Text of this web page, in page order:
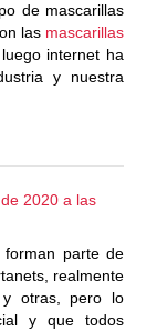
de mascarillas
las mascarillas
luego internet ha
y nuestra
2020 a las
forman parte de
realmente
y otras, pero lo
y que todos